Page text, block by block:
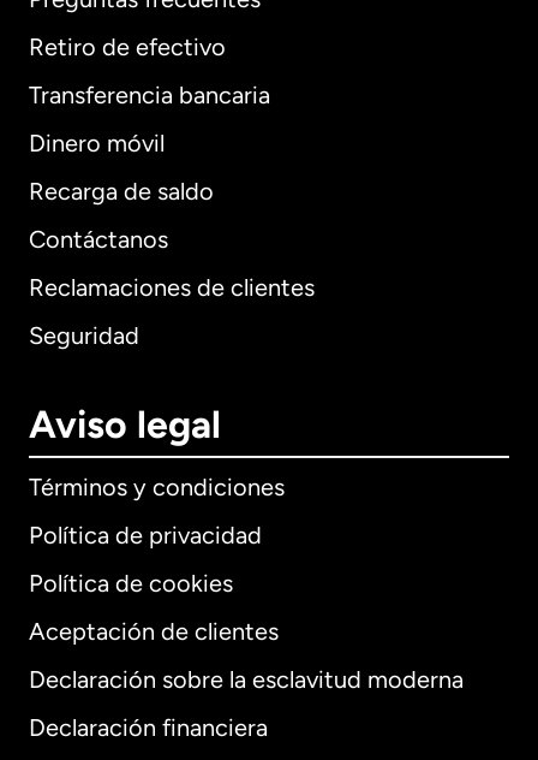
Retiro de efectivo
Transferencia bancaria
Dinero móvil
Recarga de saldo
Contáctanos
Reclamaciones de clientes
Seguridad
Aviso legal
Términos y condiciones
Política de privacidad
Política de cookies
Aceptación de clientes
Declaración sobre la esclavitud moderna
Declaración financiera
Internacional English